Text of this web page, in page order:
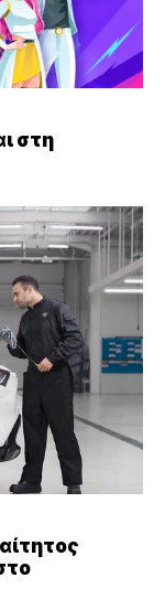
στη